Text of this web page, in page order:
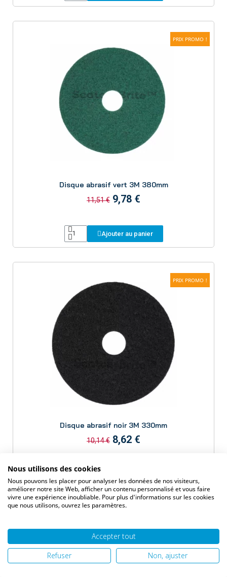
PRIX PROMO !
Disque abrasif vert 3M 380mm
11,51 € 9,78 €
Ajouter au panier
PRIX PROMO !
Disque abrasif noir 3M 330mm
10,14 € 8,62 €
Nous utilisons des cookies
Nous pouvons les placer pour analyser les données de nos visiteurs,
améliorer notre site Web, afficher un contenu personnalisé et vous faire
vivre une expérience inoubliable. Pour plus d'informations sur les cookies
que nous utilisons, ouvrez les paramètres.
Accepter tout
Refuser
Non, ajuster